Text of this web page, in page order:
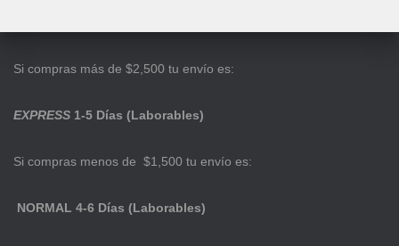
Si compras más de $2,500 tu envío es:
EXPRESS 1-5 Días (Laborables)
Si compras menos de $1,500 tu envío es:
NORMAL 4-6 Días (Laborables)